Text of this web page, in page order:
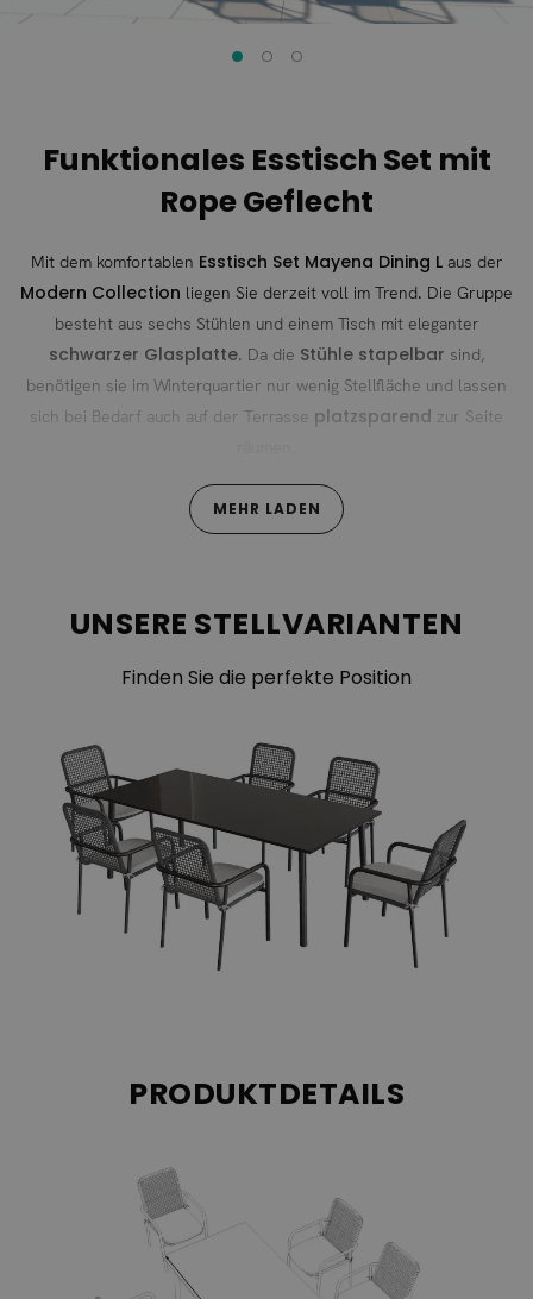
Funktionales Esstisch Set mit
Rope Geflecht
Mit dem komfortablen Esstisch Set Mayena Dining Laus der
Modern Collection liegen Sie derzeit voll im Trend. Die Gruppe
besteht aus sechs Stühlen und einem Tisch mit eleganter
schwarzer Glasplatte. Da die Stühle stapelbar sind,
benötigen sie im Winterquartier nur wenig Stellfläche und lassen
sich bei Bedarf auch auf der Terrasse platzsparend zur Seite
Stühle stapelbar und somit platzsparend zu
verstauen
Das Rope Geflechtpräsentiert sich in Dunkelgrau. Zudem
Auf den Sitzflächen sorgennebelgraue Sitzpolster
Collection
ist ein Gewinn für jeden Außenbereich und der
perfekte Ort, um den Sommer zu genießen. Eine passende
Lounge zu diesem Set aus der Modern Collection - Samoa - ist
ebenfalls bei uns verfügbar.
Der Bezug besteht aus 100% Polyacryl, während das
Füllmaterial der Auflage aus Schaumstoff besteht.
MEHR LADEN
UNSERE STELLVARIANTEN
Finden Sie die perfekte Position
PRODUKTDETAILS